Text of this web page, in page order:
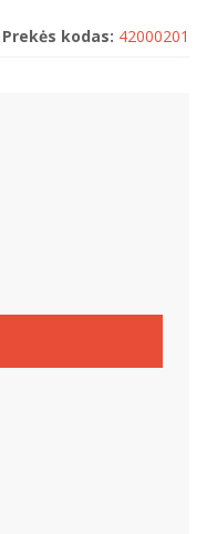
Prekės kodas: 42000201